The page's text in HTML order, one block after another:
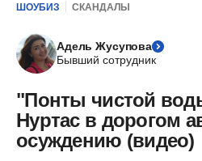
ШОУБИЗ СКАНДАЛЫ
Адель Жусупова
Бывший сотрудник
"Понты чистой
Нуртас в дорогом
осуждению (видео)